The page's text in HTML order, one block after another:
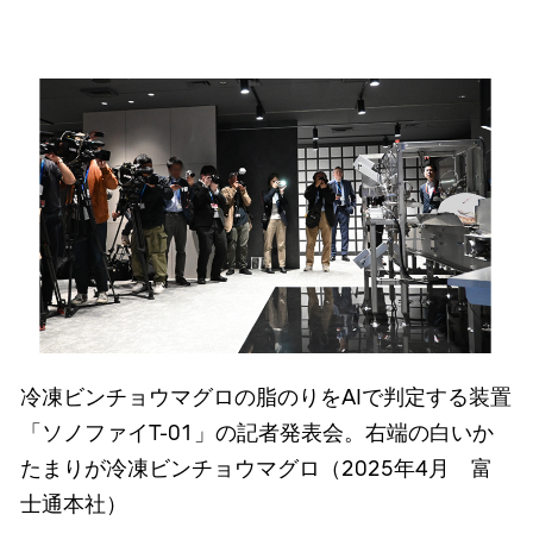
冷凍ビンチョウマグロの脂のりをAIで判定する装置
「ソノファイT-01」の記者発表会。右端の白いか
たまりが冷凍ビンチョウマグロ（2025年4月 富
士通本社）